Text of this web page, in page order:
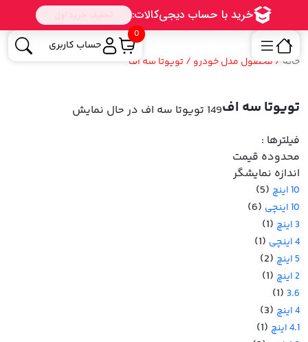
0
حساب کاربری
خانه / محصول مدل خودرو / تویوتا سه اف
تویوتا سه اف149 تویوتا سه اف
در حال نمایش
فیلترها :
محدوده قیمت
اندازه نمایشگر
10 اینچ (5)
10 اینچی (6)
3 اینچ (1)
4 اینچی (1)
5 اینچ (2)
2 اینچ (1)
3.6
(1)
4 اینچ (3)
4.1 اینچ (1)